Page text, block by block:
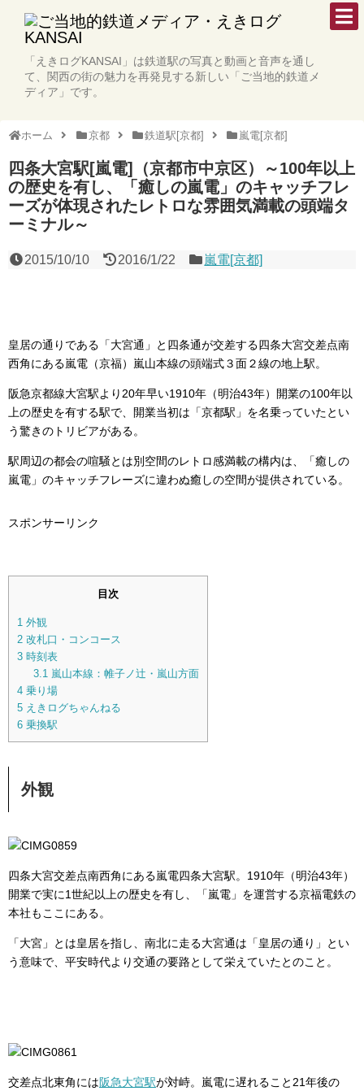
「えきログKANSAI」は鉄道駅の写真と動画と音声を通し
て、関西の街の魅力を再発見する新しい「ご当地的鉄道メ
ディア」です。
ホーム 京都 鉄道駅[京都] 嵐電[京都]
四条大宮駅[嵐電]（京都市中京区）～100年以上
の歴史を有し、「癒しの嵐電」のキャッチフレ
ーズが体現されたレトロな雰囲気満載の頭端タ
ーミナル～
2015/10/10 2016/1/22 嵐電[京都]
皇居の通りである「大宮通」と四条通が交差する四条大宮交差点南
西角にある嵐電（京福）嵐山本線の頭端式３面２線の地上駅。
阪急京都線大宮駅より20年早い1910年（明治43年）開業の100年以
上の歴史を有する駅で、開業当初は「京都駅」を名乗っていたとい
う驚きのトリビアがある。
駅周辺の都会の喧騒とは別空間のレトロ感満載の構内は、「癒しの
嵐電」のキャッチフレーズに違わぬ癒しの空間が提供されている。
スポンサーリンク
目次
1 外観
2 改札口・コンコース
3 時刻表
3.1嵐山本線：帷子ノ辻・嵐山方面
4 乗り場
5 えきログちゃんねる
6 乗換駅
外観
四条大宮交差点南西角にある嵐電四条大宮駅。1910年（明治43年）
開業で実に1世紀以上の歴史を有し、「嵐電」を運営する京福電鉄の
本社もここにある。
「大宮」とは皇居を指し、南北に走る大宮通は「皇居の通り」とい
う意味で、平安時代より交通の要路として栄えていたとのこと。
交差点北東角には阪急大宮駅が対峙。嵐電に遅れること21年後の